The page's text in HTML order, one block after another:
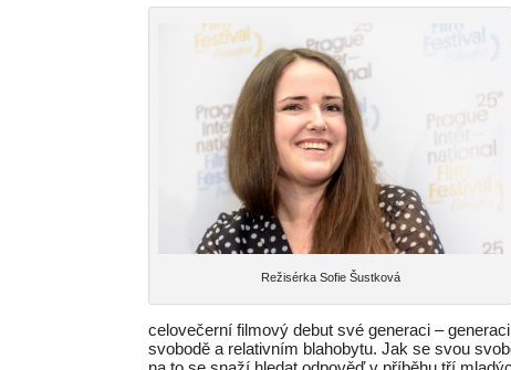
Režisérka Sofie Šustková
celovečerní filmový debut své generaci –
svobodě a relativním blahobytu. Jak se svou